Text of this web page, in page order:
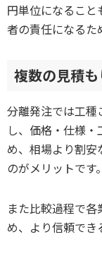
円単位になるこ
者の責任になるた
複数の見積
分離発注では工種
し、価格・仕様
め、相場より割
のがメリットです。
また比較過程で
め、より信頼でき